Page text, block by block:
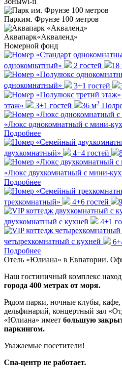
Парким. Фрунзе 100 метров
Аквапарк«Акваленд»
Номерной фонд
однокомнатный»
2 гостей 18
однокомнатный»
3+1 гостей
этаж»
3+1 гостей 36 м2
«Люкс однокомнатный с мини-
Подробнее
двухкомнатный»
4+4 гостей
«Люкс двухкомнатный с мини-
Подробнее
трехкомнатный»
4+6 гостей
двухкомнатный с кухней
4+1
четырехкомнатный с кухней
Подробнее
Отель «Юлиана» в Евпатории.
Наш гостиничный комплекс
города 400 метрах от моря.
Рядом парки, ночные клубы, кафе,
дельфинарий, концертный зал
«Юлиана» имеет большую
паркингом.
Уважаемые посетители!
Спа-центр не работает.